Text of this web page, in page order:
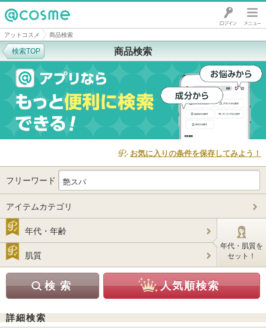
@cosme
アットコスメ 商品検索
商品検索
検索TOP
お気に入りの条件を保存してみよう！
フリーワード
アイテムカテゴリ
年代・年齢
肌質
年代・肌質を
セット！
詳細検索